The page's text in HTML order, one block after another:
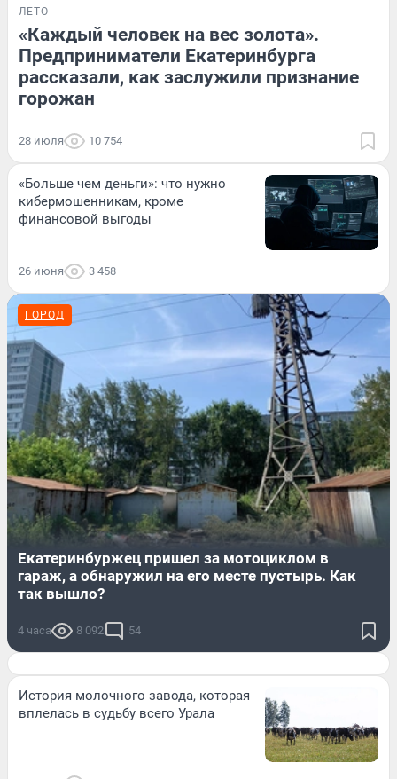
ЛЕТО
«Каждый человек на вес золота».
Предприниматели Екатеринбурга
рассказали, как заслужили признание
горожан
28 июля 10 754
«Больше чем деньги»: что нужно
кибермошенникам, кроме
финансовой выгоды
26 июня 3 458
ГОРОД
Екатеринбуржец пришел за мотоциклом в
гараж, а обнаружил на его месте пустырь. Как
так вышло?
4 часа 8 092 54
История молочного завода, которая
вплелась в судьбу всего Урала